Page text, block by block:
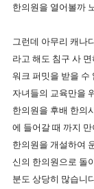
한의원을 열어볼까
그런데 아무리 캐나
라고 해도 침구 사
워크 퍼밋을 받을 수
자녀들의 교육만을
한의원을 후배 한의
에 들어갈 때 까지
한의원을 개설하여
신의 한의원으로 돌
분도 상당히 많습니